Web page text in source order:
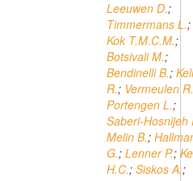
Leeuwen D.;
Timmermans L.;
Kok T.M.C.M.;
Botsivali M.;
Bendinelli B.;
R.; Vermeulen R.
Portengen L.;
Saberi-Hosnijeh
Melin B.;
G.; Lenner P.;
H.C.; Siskos A.;